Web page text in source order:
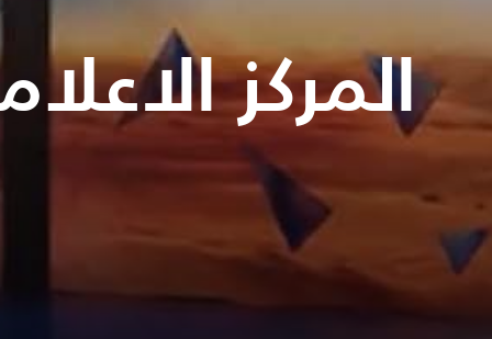
المركز